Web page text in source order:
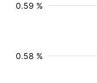
0.58 %
0.59 %